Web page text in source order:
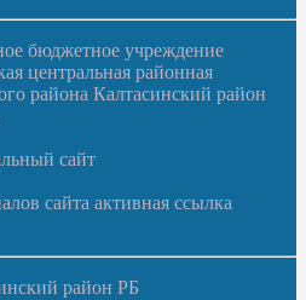
бюджетное учреждение
центральная районная
района Калтасинский район
сайт
сайта активная ссылка
район РБ